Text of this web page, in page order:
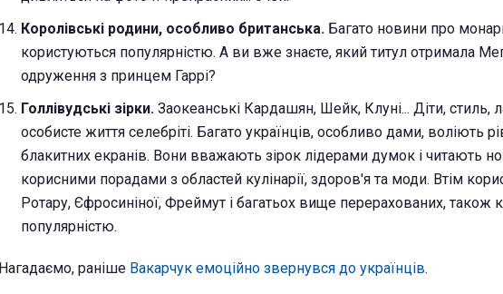
Королівські родини, особливо британська. Багато новини про
користуються популярністю. А ви вже знаєте, який титул отримала
одруження з принцем Гаррі?
Голлівудські зірки. Заокеанські Кардашян, Шейк, Клуні... Діти, стиль,
особисте життя селебріті. Багато українців, особливо дами, воліють
блакитних екранів. Вони вважають зірок лідерами думок і читають
корисними порадами з областей кулінарії, здоров'я та моди. Втім
Ротару, Єфросиніної, Фреймут і багатьох вище перерахованих, також
популярністю.
Нагадаємо, раніше Вакарчук емоційно звернувся до українців.